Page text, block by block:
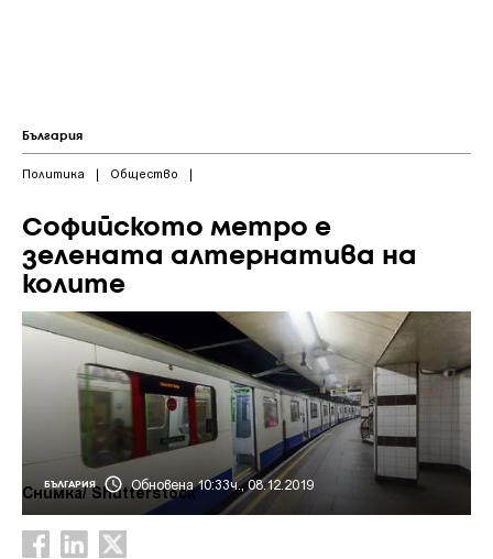
България
Политика | Общество |
Софийското метро е
зелената алтернатива на
колите
БЪЛГАРИЯ Обновена 10:33ч., 08.12.2019
Снимка/ Shutterstock